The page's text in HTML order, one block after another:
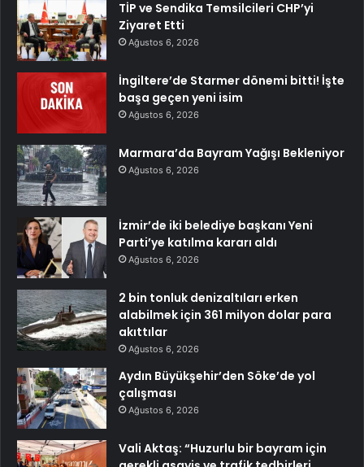
TİP ve Sendika Temsilcileri CHP’yi
Ziyaret Etti
Ağustos 6, 2026
İngiltere’de Starmer dönemi bitti! İşte
başa geçen yeni isim
Ağustos 6, 2026
Marmara’da Bayram Yağışı Bekleniyor
Ağustos 6, 2026
İzmir’de iki belediye başkanı Yeni
Parti’ye katılma kararı aldı
Ağustos 6, 2026
2 bin tonluk denizaltıları erken
alabilmek için 361 milyon dolar para
akıttılar
Ağustos 6, 2026
Aydın Büyükşehir’den Söke’de yol
çalışması
Ağustos 6, 2026
Vali Aktaş: “Huzurlu bir bayram için